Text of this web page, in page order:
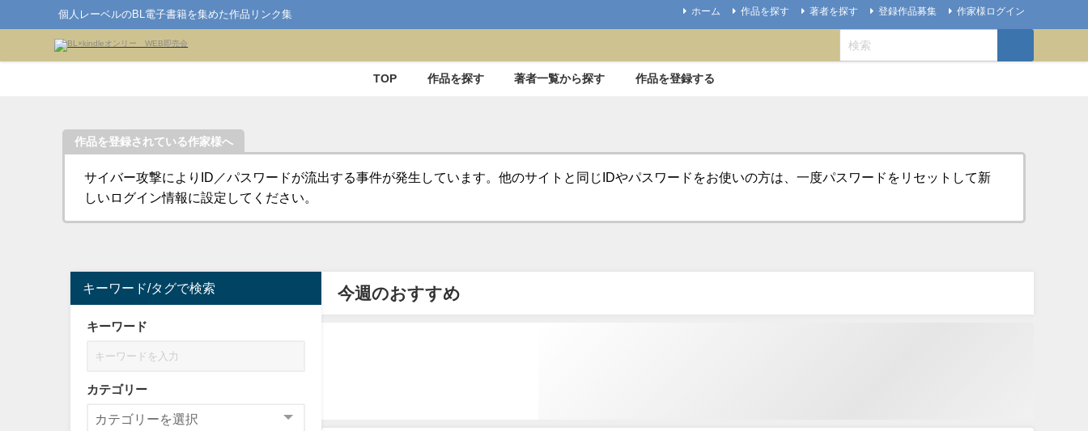
個人レーベルのBL電子書籍を集めた作品リンク集 ホーム 作品を探す 著者を探す 登録作品募集 作家様ログイン
TOP 作品を探す 著者一覧から探す 作品を登録する
作品を登録されている作家様へ
サイバー攻撃によりID／パスワードが流出する事件が発生しています。他のサイトと同じIDやパスワードをお使いの方は、一度パスワードをリセットして新
しいログイン情報に設定してください。
今週のおすすめ
キーワード/タグで検索
キーワード
カテゴリー